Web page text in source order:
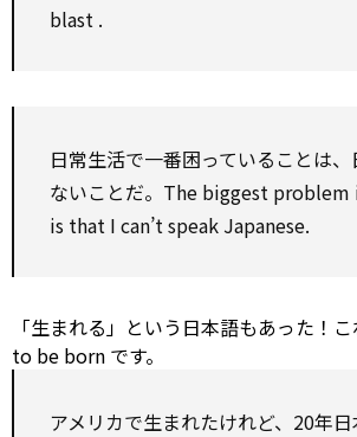
blast .
日常生活で一番困っていることは
ないことだ。The biggest problem
is that I can’t speak Japanese.
「生まれる」という日本語もあった！
to be born です。
アメリカで生まれたけれど、20年